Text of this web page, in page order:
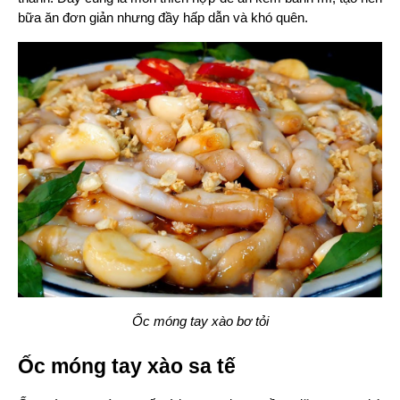
bữa ăn đơn giản nhưng đầy hấp dẫn và khó quên.
Ốc móng tay xào bơ tỏi
Ốc móng tay xào sa tế